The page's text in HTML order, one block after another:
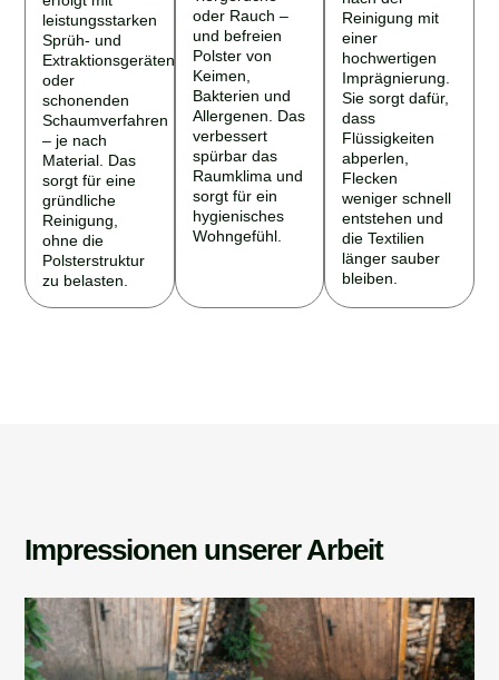
leistungsstarken
Sprüh- und
Extraktionsgeräten
oder
schonenden
Schaumverfahren
– je nach
Material. Das
sorgt für eine
gründliche
Reinigung,
ohne die
Polsterstruktur
zu belasten.
oder Rauch –
und befreien
Polster von
Keimen,
Bakterien und
Allergenen. Das
verbessert
spürbar das
Raumklima und
sorgt für ein
hygienisches
Wohngefühl.
Reinigung mit
einer
hochwertigen
Imprägnierung.
Sie sorgt dafür,
dass
Flüssigkeiten
abperlen,
Flecken
weniger schnell
entstehen und
die Textilien
länger sauber
bleiben.
Impressionen unserer Arbeit